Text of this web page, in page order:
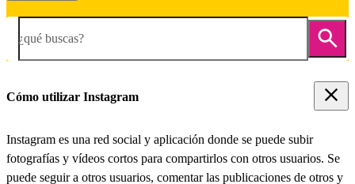
¿qué buscas?
Cómo utilizar Instagram
Instagram es una red social y aplicación donde se puede subir
fotografías y vídeos cortos para compartirlos con otros usuarios. Se
puede seguir a otros usuarios, comentar las publicaciones de otros y